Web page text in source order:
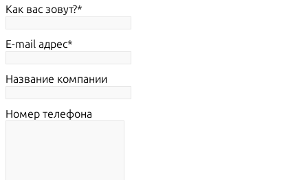
Как вас зовут?
E-mail адрес
Название компании
Номер телефона